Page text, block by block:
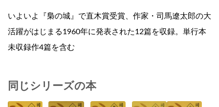
いよいよ『梟の城』で直木賞受賞、作家・司馬遼太郎の大
活躍がはじまる1960年に発表された12篇を収録。単行本
未収録作4篇を含む
同じシリーズの本